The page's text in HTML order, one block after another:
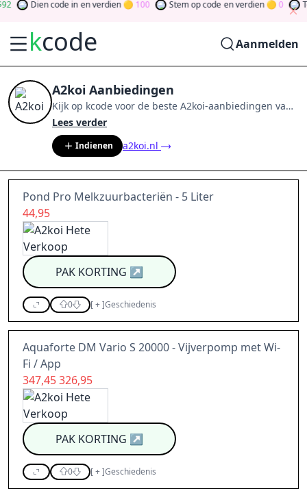
Dien code in en verdien 100 Stem op code en verdien 0
kcode Aanmelden
A2koi Aanbiedingen
Kijk op kcode voor de beste A2koi-aanbiedingen van
aug 2026. Word lid van de community
tokens door bij te dragen via stemmen, testen, delen
en meer. Drehen Sie den Glücksklee
Sie Geld
Lees verder
Indienen a2koi.nl
Pond Pro Melkzuurbacteriën - 5 Liter
44,95
PAK KORTING ↗
0 [+]Geschiedenis
Aquaforte DM Vario S 20000 - Vijverpomp met Wi-
Fi / App
347,45 326,95
PAK KORTING ↗
0 [+]Geschiedenis